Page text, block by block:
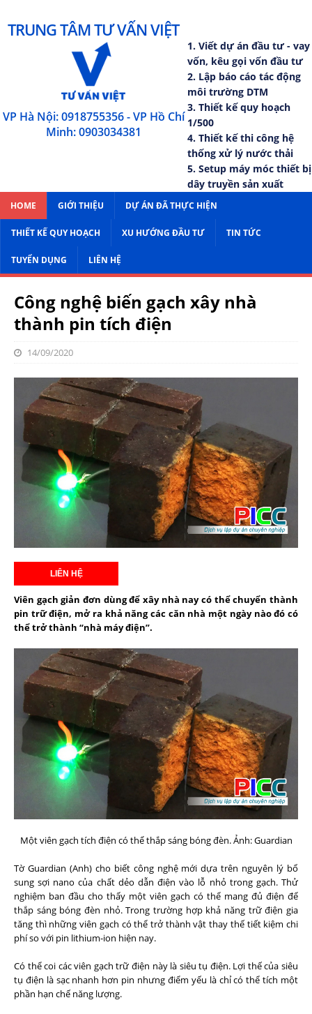
TRUNG TÂM TƯ VẤN VIỆT
VP Hà Nội: 0918755356 - VP Hồ Chí
Minh: 0903034381
1. Viết dự án đầu tư - vay
vốn, kêu gọi vốn đầu tư
2. Lập báo cáo tác động
môi trường DTM
3. Thiết kế quy hoạch
1/500
4. Thiết kế thi công hệ
thống xử lý nước thải
5. Setup máy móc thiết bị
dây truyền sản xuất
HOME GIỚI THIỆU DỰ ÁN ĐÃ THỰC HIỆN
THIẾT KẾ QUY HOẠCH XU HƯỚNG ĐẦU TƯ TIN TỨC
TUYỂN DỤNG LIÊN HỆ
Công nghệ biến gạch xây nhà
thành pin tích điện
14/09/2020
Viên gạch giản đơn dùng để xây nhà nay có thể chuyển thành
pin trữ điện, mở ra khả năng các căn nhà một ngày nào đó có
thể trở thành “nhà máy điện”.
Một viên gạch tích điện có thể thắp sáng bóng đèn. Ảnh: Guardian
Tờ Guardian (Anh) cho biết công nghệ mới dựa trên nguyên lý bổ
sung sợi nano của chất dẻo dẫn điện vào lỗ nhỏ trong gạch. Thử
nghiệm ban đầu cho thấy một viên gạch có thể mang đủ điện để
thắp sáng bóng đèn nhỏ. Trong trường hợp khả năng trữ điện gia
tăng thì những viên gạch có thể trở thành vật thay thế tiết kiệm chi
phí so với pin lithium-ion hiện nay.
Có thể coi các viên gạch trữ điện này là siêu tụ điện. Lợi thế của siêu
tụ điện là sạc nhanh hơn pin nhưng điểm yếu là chỉ có thể tích một
phần hạn chế năng lượng.